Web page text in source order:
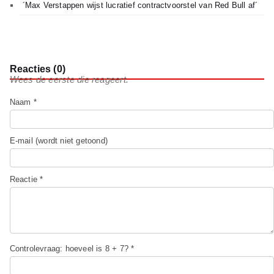
´Max Verstappen wijst lucratief contractvoorstel van Red Bull af´
Reacties (0)
Wees de eerste die reageert.
Naam *
E-mail (wordt niet getoond)
Reactie *
Controlevraag: hoeveel is 8 + 7? *